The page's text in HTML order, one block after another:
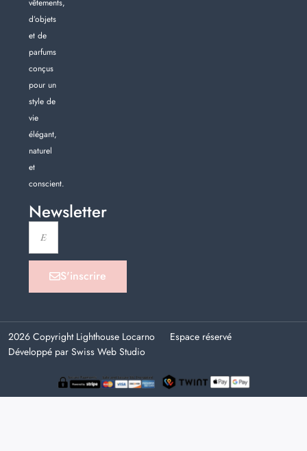
vêtements,
d’objets
et de
parfums
conçus
pour un
style de
vie
élégant,
naturel
et
conscient.
Newsletter
S'inscrire
2026 Copyright Lighthouse Locarno
Espace réservé
Développé par Swiss Web Studio